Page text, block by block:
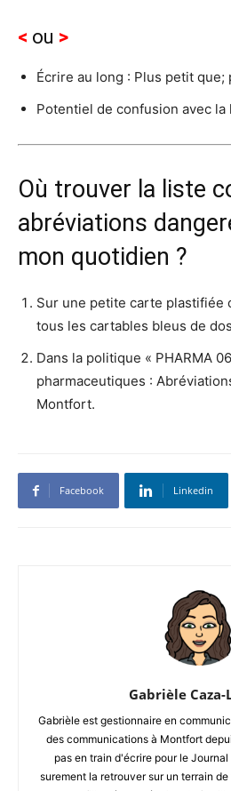
< ou >
Écrire au long : Plus petit que;
Potentiel de confusion avec
Où trouver la liste
abréviations
mon quotidien ?
Sur une petite carte plastifiée
tous les cartables bleus de
Dans la politique « PHARMA
pharmaceutiques :
Montfort.
Facebook Linkedin
Gabrièle
Gabrièle est gestionnaire en
des communications à Montfort
pas en train d'écrire pour le
surement la retrouver sur un terrain